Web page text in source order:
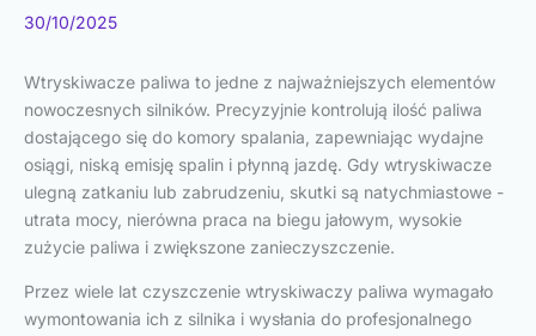
30/10/2025
Wtryskiwacze paliwa to jedne z najważniejszych elementów
nowoczesnych silników. Precyzyjnie kontrolują ilość paliwa
dostającego się do komory spalania, zapewniając wydajne
osiągi, niską emisję spalin i płynną jazdę. Gdy wtryskiwacze
ulegną zatkaniu lub zabrudzeniu, skutki są natychmiastowe -
utrata mocy, nierówna praca na biegu jałowym, wysokie
zużycie paliwa i zwiększone zanieczyszczenie.
Przez wiele lat czyszczenie wtryskiwaczy paliwa wymagało
wymontowania ich z silnika i wysłania do profesjonalnego